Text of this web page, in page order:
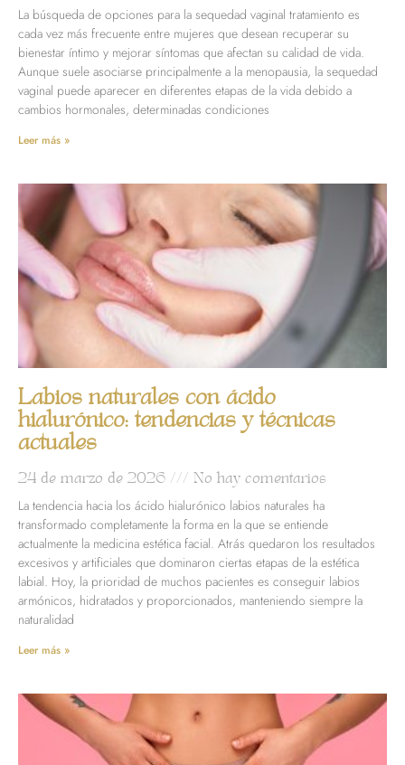
La búsqueda de opciones para la sequedad vaginal tratamiento es
cada vez más frecuente entre mujeres que desean recuperar su
bienestar íntimo y mejorar síntomas que afectan su calidad de vida.
Aunque suele asociarse principalmente a la menopausia, la sequedad
vaginal puede aparecer en diferentes etapas de la vida debido a
cambios hormonales, determinadas condiciones
Leer más »
Labios naturales con ácido
hialurónico: tendencias y técnicas
actuales
24 de marzo de 2026 No hay comentarios
La tendencia hacia los ácido hialurónico labios naturales ha
transformado completamente la forma en la que se entiende
actualmente la medicina estética facial. Atrás quedaron los resultados
excesivos y artificiales que dominaron ciertas etapas de la estética
labial. Hoy, la prioridad de muchos pacientes es conseguir labios
armónicos, hidratados y proporcionados, manteniendo siempre la
naturalidad
Leer más »